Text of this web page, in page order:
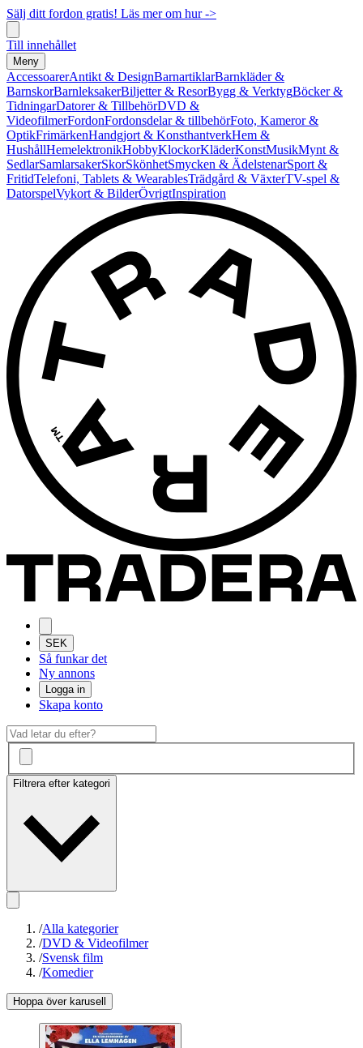
Sälj ditt fordon gratis! Läs mer om hur ->
Till innehållet
Meny
AccessoarerAntikt & DesignBarnartiklarBarnkläder &
BarnskorBarnleksakerBiljetter & ResorBygg & VerktygBöcker &
TidningarDatorer & TillbehörDVD &
VideofilmerFordonFordonsdelar & tillbehörFoto, Kameror &
OptikFrimärkenHandgjort & KonsthantverkHem &
HushållHemelektronikHobbyKlockorKläderKonstMusikMynt &
SedlarSamlarsakerSkorSkönhetSmycken & ÄdelstenarSport &
FritidTelefoni, Tablets & WearablesTrädgård & VäxterTV-spel &
DatorspelVykort & BilderÖvrigtInspiration
SEK
Så funkar det
Ny annons
Logga in
Skapa konto
Filtrera efter kategori
/Alla kategorier
/DVD & Videofilmer
/Svensk film
/Komedier
Hoppa över karusell